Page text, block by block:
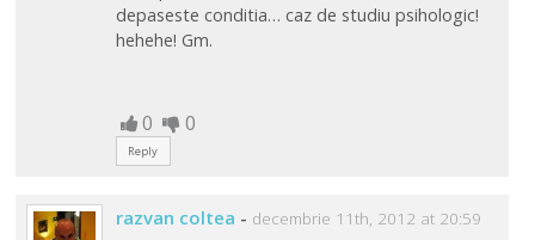
depaseste conditia… caz de studiu psihologic!
hehehe! Gm.
0 0
Reply
razvan coltea - decembrie 11th, 2012 at 20:59